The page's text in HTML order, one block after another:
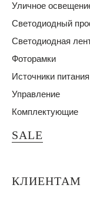
Уличное
Светодиодный
Светодиодная
Фоторамки
Источники питания
Управление
Комплектующие
SALE
КЛИЕНТАМ